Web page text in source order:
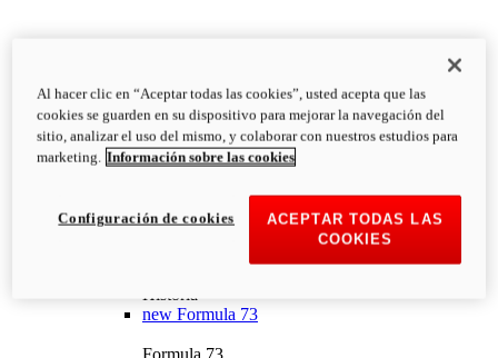
Historia
new Formula 73
Formula 73
Al hacer clic en “Aceptar todas las cookies”, usted acepta que las
cookies se guarden en su dispositivo para mejorar la navegación del
sitio, analizar el uso del mismo, y colaborar con nuestros estudios para
marketing. Información sobre las cookies
ACEPTAR TODAS LAS
COOKIES
Configuración de cookies